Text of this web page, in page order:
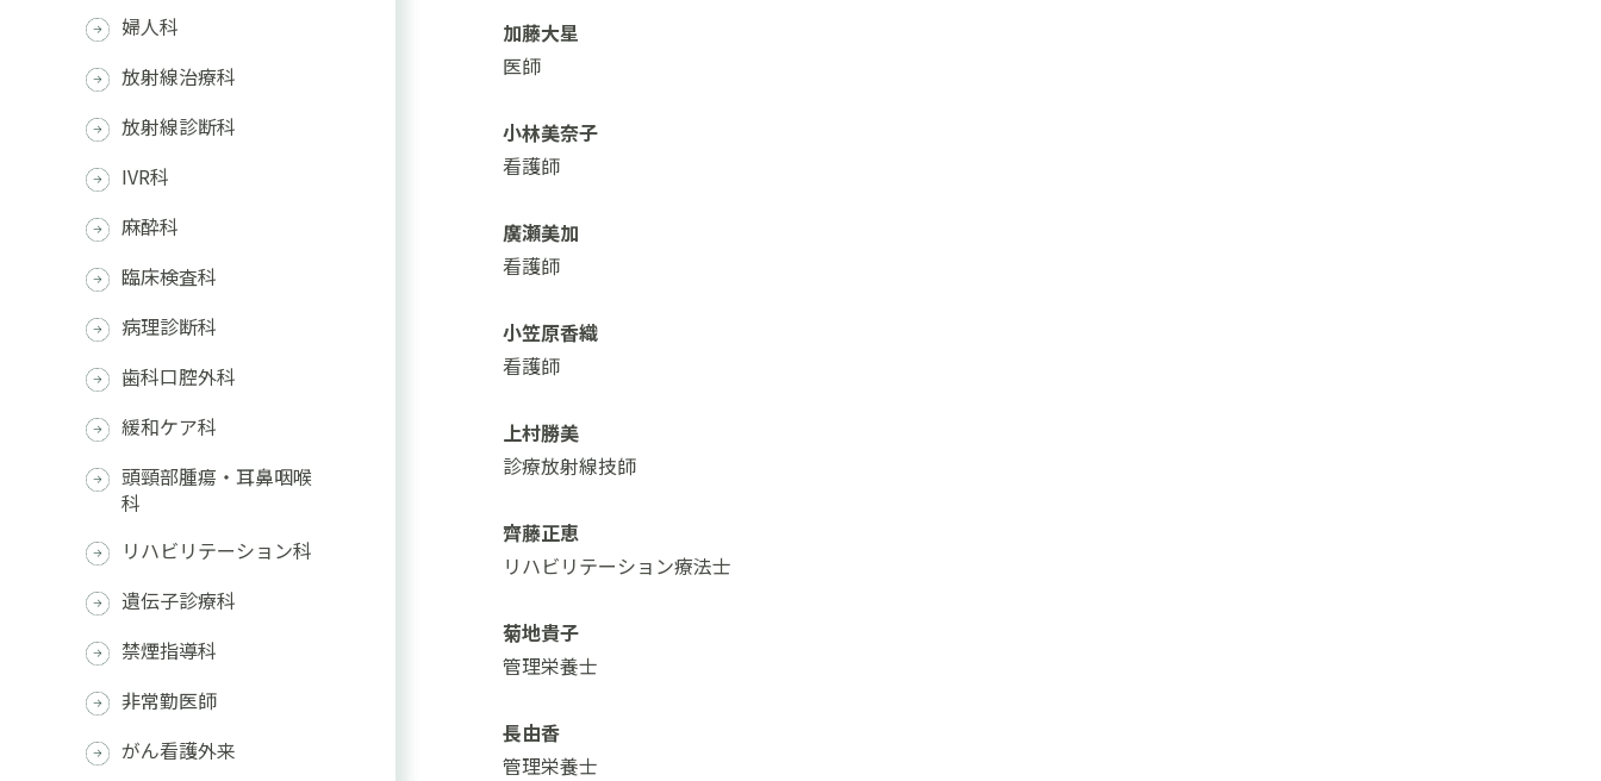
加藤大星
医師
小林美奈子
看護師
廣瀬美加
看護師
小笠原香織
看護師
上村勝美
診療放射線技師
齊藤正恵
リハビリテーション療法士
菊地貴子
管理栄養士
長由香
管理栄養士
婦人科
放射線治療科
放射線診断科
IVR科
麻酔科
臨床検査科
病理診断科
歯科口腔外科
緩和ケア科
頭頸部腫瘍・耳鼻咽喉
科
リハビリテーション科
遺伝子診療科
禁煙指導科
非常勤医師
がん看護外来